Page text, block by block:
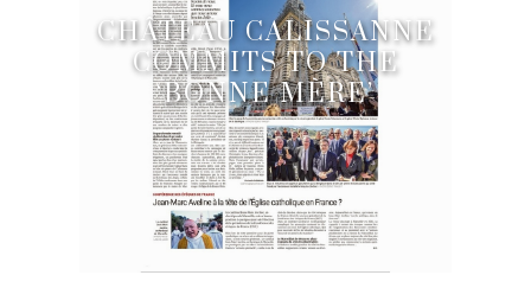
CHÂTEAU CALISSANNE
COMMITS TO THE
‘BONNE MÈRE’